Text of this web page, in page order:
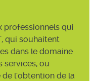
professionnels qui
qui souhaitent
dans le domaine
services, ou
l'obtention de la